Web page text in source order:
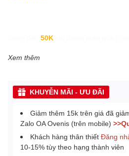
50K
Xem thêm
KHUYỄN MÃI - ƯU ĐÃI
Giảm thêm 15k trên giá đã
Zalo OA Ovenis (trên mobile)
Khách hàng thân thiết Đăng
10-15% tùy theo hạng thành viên